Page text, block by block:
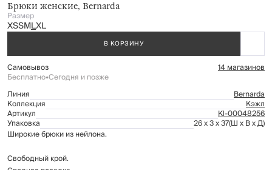
Брюки женские, Bernarda
Размер
XSSMLXL
В КОРЗИНУ
Самовывоз 14 магазинов
Бесплатно•Сегодня и позже
Линия
Bernarda
Коллекция Кэжл
Артикул Kl-00048256
Упаковка 26 x 3 x 37(Ш x В x Д)
Широкие брюки из нейлона.
Свободный крой.